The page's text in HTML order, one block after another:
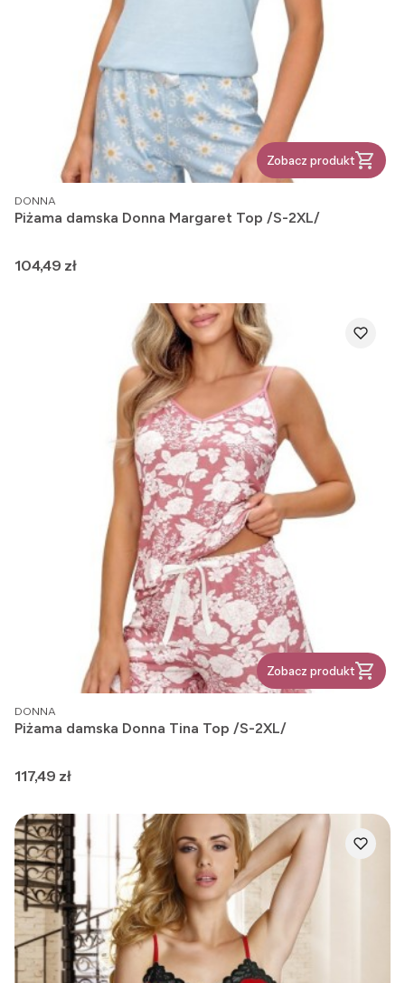
Zobacz produkt
PRODUCENT
DONNA
Piżama damska Donna Margaret Top /S-2XL/
Cena
104,49 zł
Zobacz produkt
PRODUCENT
DONNA
Piżama damska Donna Tina Top /S-2XL/
Cena
117,49 zł